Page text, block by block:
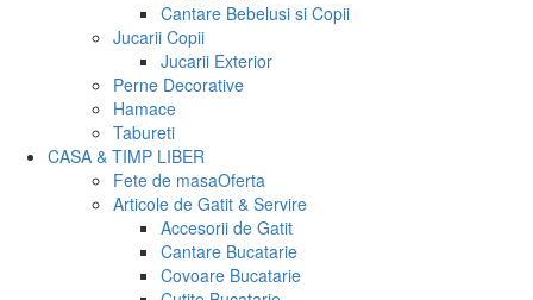
Cantare Bebelusi si Copii
Jucarii Copii
Jucarii Exterior
Perne Decorative
Hamace
Tabureti
CASA & TIMP LIBER
Fete de masaOferta
Articole de Gatit & Servire
Accesorii de Gatit
Cantare Bucatarie
Covoare Bucatarie